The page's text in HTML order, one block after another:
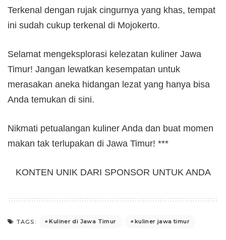
Terkenal dengan rujak cingurnya yang khas, tempat
ini sudah cukup terkenal di Mojokerto.
Selamat mengeksplorasi kelezatan kuliner Jawa
Timur! Jangan lewatkan kesempatan untuk
merasakan aneka hidangan lezat yang hanya bisa
Anda temukan di sini.
Nikmati petualangan kuliner Anda dan buat momen
makan tak terlupakan di Jawa Timur! ***
KONTEN UNIK DARI SPONSOR UNTUK ANDA
TAGS: Kuliner di Jawa Timur kuliner jawa timur